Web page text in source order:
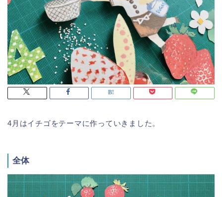
4月はイチゴをテーマに作っていきました。
全体